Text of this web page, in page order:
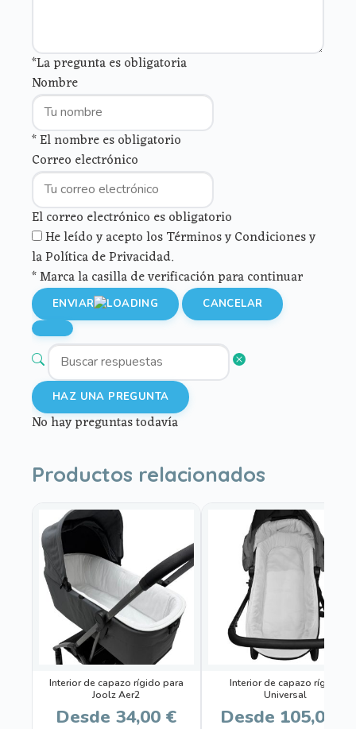
*La pregunta es obligatoria
Nombre
* El nombre es obligatorio
Correo electrónico
El correo electrónico es obligatorio
He leído y acepto los Términos y Condiciones y
la Política de Privacidad.
* Marca la casilla de verificación para continuar
ENVIAR CANCELAR
HAZ UNA PREGUNTA
No hay preguntas todavía
Productos relacionados
Interior de capazo rígido para
Joolz Aer2
Desde 34,00 €
producto
tiene
múltiples
variantes.
opciones
elegir
Interior de capazo rígido
Universal
Desde 105,00
producto
múltiples
variantes.
opciones
elegir